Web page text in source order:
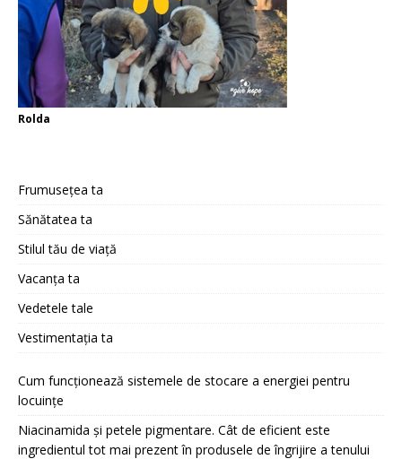
Rolda
Frumusețea ta
Sănătatea ta
Stilul tău de viață
Vacanța ta
Vedetele tale
Vestimentația ta
Cum funcționează sistemele de stocare a energiei pentru
locuințe
Niacinamida și petele pigmentare. Cât de eficient este
ingredientul tot mai prezent în produsele de îngrijire a tenului